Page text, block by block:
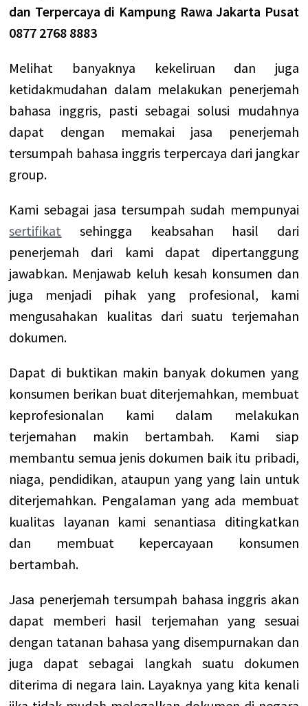
dan Terpercaya di Kampung Rawa Jakarta Pusat
0877 2768 8883
Melihat banyaknya kekeliruan dan juga
ketidakmudahan dalam melakukan penerjemah
bahasa inggris, pasti sebagai solusi mudahnya
dapat dengan memakai jasa penerjemah
tersumpah bahasa inggris terpercaya dari jangkar
group.
Kami sebagai jasa tersumpah sudah mempunyai
sertifikat sehingga keabsahan hasil dari
penerjemah dari kami dapat dipertanggung
jawabkan. Menjawab keluh kesah konsumen dan
juga menjadi pihak yang profesional, kami
mengusahakan kualitas dari suatu terjemahan
dokumen.
Dapat di buktikan makin banyak dokumen yang
konsumen berikan buat diterjemahkan, membuat
keprofesionalan kami dalam melakukan
terjemahan makin bertambah. Kami siap
membantu semua jenis dokumen baik itu pribadi,
niaga, pendidikan, ataupun yang yang lain untuk
diterjemahkan. Pengalaman yang ada membuat
kualitas layanan kami senantiasa ditingkatkan
dan membuat kepercayaan konsumen
bertambah.
Jasa penerjemah tersumpah bahasa inggris akan
dapat memberi hasil terjemahan yang sesuai
dengan tatanan bahasa yang disempurnakan dan
juga dapat sebagai langkah suatu dokumen
diterima di negara lain. Layaknya yang kita kenali